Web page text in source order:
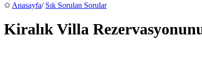
✩ Anasayfa/ Sık Sorulan Sorular
Kiralık Villa